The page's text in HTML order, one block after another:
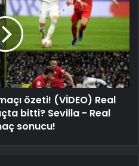
özeti! (VİDEO) Real
bitti? Sevilla - Real
sonucu!